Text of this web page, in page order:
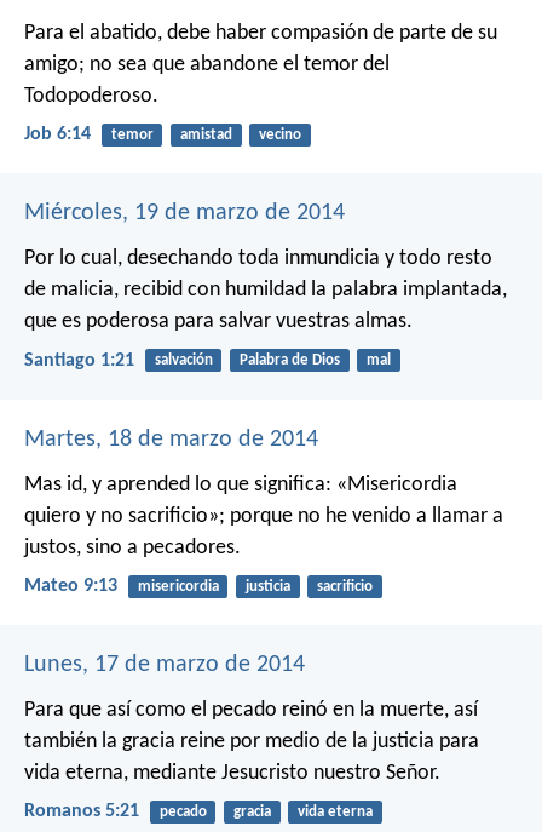
Para el abatido, debe haber compasión de parte de su
amigo; no sea que abandone el temor del
Todopoderoso.
Job 6:14 temor amistad vecino
Miércoles, 19 de marzo de 2014
Por lo cual, desechando toda inmundicia y todo resto
de malicia, recibid con humildad la palabra implantada,
que es poderosa para salvar vuestras almas.
Santiago 1:21 salvación Palabra de Dios mal
Martes, 18 de marzo de 2014
Mas id, y aprended lo que significa: «Misericordia
quiero y no sacrificio»; porque no he venido a llamar a
justos, sino a pecadores.
Mateo 9:13 misericordia justicia sacrificio
Lunes, 17 de marzo de 2014
Para que así como el pecado reinó en la muerte, así
también la gracia reine por medio de la justicia para
vida eterna, mediante Jesucristo nuestro Señor.
Romanos 5:21 pecado gracia vida eterna